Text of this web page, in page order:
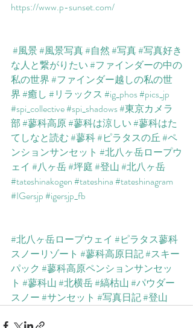
https://www.p-sunset.com/​​
#風景#風景写真#自然#写真#写真好き
な人と繋がりたい#ファインダーの中の
私の世界#ファインダー越しの私の世
界#癒し #リラックス #ig_phos#pics_jp
#spi_collective#spi_shadows#東京カメラ
部#蓼科高原#蓼科は涼しい#蓼科はた
てしなと読む#蓼科#ピラタスの丘#ペ
ンションサンセット #北八ヶ岳ロープウ
ェイ #八ヶ岳#坪庭#登山#北八ヶ岳
#tateshinakogen#tateshina#tateshinagram
#IGersjp#igersjp_fb
#北八ヶ岳ロープウェイ #ピラタス蓼科
スノーリゾート #蓼科高原日記#スキー
パック #蓼科高原ペンションサンセッ
ト #蓼科山#北横岳#縞枯山#パウダー
スノー#サンセット #写真日記#登山